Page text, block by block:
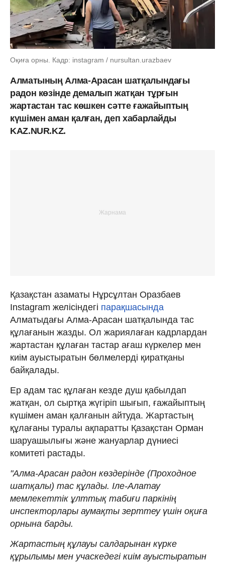
Оқиға орны. Кадр: instagram / nursultan.urazbaev
Алматының Алма-Арасан шатқалындағы
радон көзінде демалып жатқан тұрғын
жартастан тас көшкен сәтте ғажайыптың
күшімен аман қалған, деп хабарлайды
KAZ.NUR.KZ.
Қазақстан азаматы Нұрсұлтан Оразбаев
Instagram желісіндегі парақшасында
Алматыдағы Алма-Арасан шатқалында тас
құлағанын жазды. Ол жариялаған кадрлардан
жартастан құлаған тастар ағаш күркелер мен
киім ауыстыратын бөлмелерді қиратқаны
байқалады.
Ер адам тас құлаған кезде душ қабылдап
жатқан, ол сыртқа жүгіріп шығып, ғажайыптың
күшімен аман қалғанын айтуда. Жартастың
құлағаны туралы ақпаратты Қазақстан Орман
шаруашылығы және жануарлар дүниесі
комитеті растады.
"Алма-Арасан радон көздерінде (Проходное
шатқалы) тас құлады. Іле-Алатау
мемлекеттік ұлттық табиғи паркінің
инспекторлары аумақты зерттеу үшін оқиға
орнына барды.
Жартастың құлауы салдарынан күрке
құрылымы мен учаскедегі киім ауыстыратын